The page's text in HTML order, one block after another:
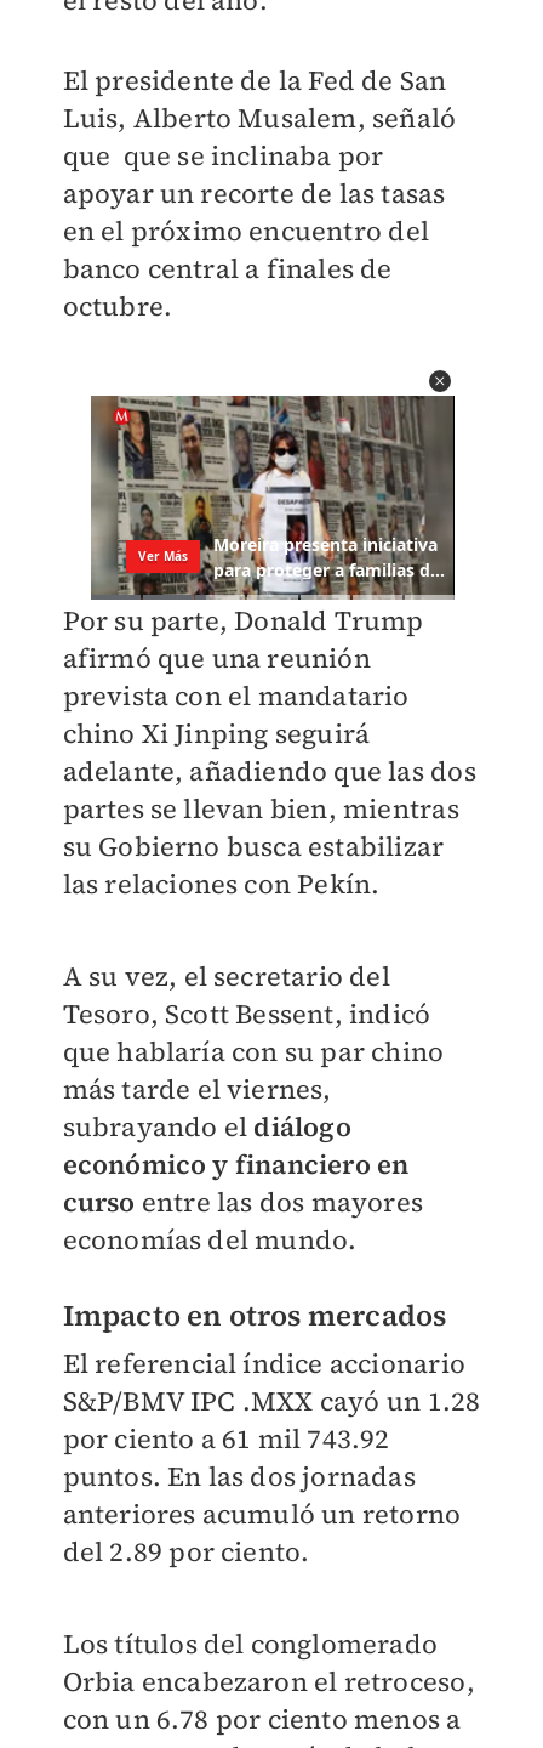
El presidente de la Fed de San
Luis, Alberto Musalem, señaló
que que se inclinaba por
apoyar un recorte de las tasas
en el próximo encuentro del
banco central a finales de
octubre.
Por su parte, Donald Trump
afirmó que una reunión
prevista con el mandatario
chino Xi Jinping seguirá
adelante, añadiendo que las dos
partes se llevan bien, mientras
su Gobierno busca estabilizar
las relaciones con Pekín.
A su vez, el secretario del
Tesoro, Scott Bessent, indicó
que hablaría con su par chino
más tarde el viernes,
subrayando el diálogo
económico y financiero en
curso entre las dos mayores
economías del mundo.
Impacto en otros mercados
El referencial índice accionario
S&P/BMV IPC .MXX cayó un 1.28
por ciento a 61 mil 743.92
puntos. En las dos jornadas
anteriores acumuló un retorno
del 2.89 por ciento.
Los títulos del conglomerado
Orbia encabezaron el retroceso,
con un 6.78 por ciento menos a